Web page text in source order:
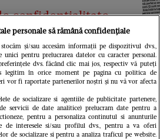
confidențialitate
Contact
personale să rămână confidențiale
și/sau accesăm informații pe dispozitivul dvs.,
pentru prelucrarea datelor cu caracter personal.
dvs. făcând clic mai jos, respectiv vă puteți
legitim în orice moment pe pagina cu politica de
vor fi raportate partenerilor noștri și nu vă vor afecta
de socializare si agentiile de publicitate partenere,
servicii de date analitice) prelucram date pentru a
pentru a personaliza continutul si anunturile
de interesele si/sau profilul dvs., pentru a va oferi
de socializare si pentru a analiza traficul pe website.